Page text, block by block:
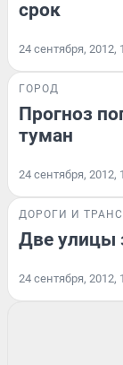
срок
24 сентября, 2012,
ГОРОД
Прогноз
туман
24 сентября, 2012,
ДОРОГИ И
Две улицы
24 сентября, 2012,